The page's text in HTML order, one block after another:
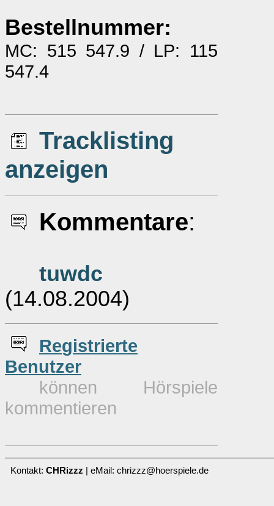
Bestellnummer:
MC: 515 547.9 / LP: 115
547.4
Tracklisting
anzeigen
Kommentare:
tuwdc
(14.08.2004)
Registrierte
Benutzer
können Hörspiele
kommentieren
Kontakt: CHRizzz | eMail: chrizzz@hoerspiele.de